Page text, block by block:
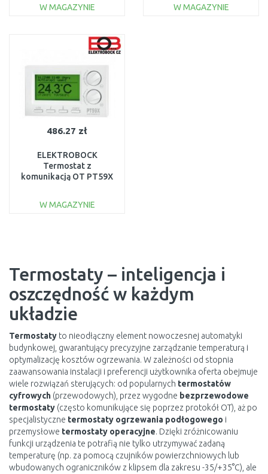
W MAGAZYNIE
Do porównania
W MAGAZYNIE
486.27 zł
ELEKTROBOCK
Termostat z
komunikacją OT PT59X
W MAGAZYNIE
Termostaty – inteligencja i
oszczędność w każdym
układzie
Termostaty to nieodłączny element nowoczesnej automatyki
budynkowej, gwarantujący precyzyjne zarządzanie temperaturą i
optymalizację kosztów ogrzewania. W zależności od stopnia
zaawansowania instalacji i preferencji użytkownika oferta obejmuje
wiele rozwiązań sterujących: od popularnych termostatów
cyfrowych (przewodowych), przez wygodne bezprzewodowe
termostaty (często komunikujące się poprzez protokół OT), aż po
specjalistyczne termostaty ogrzewania podłogowego i
przemysłowe termostaty operacyjne. Dzięki zróżnicowaniu
funkcji urządzenia te potrafią nie tylko utrzymywać zadaną
temperaturę (np. za pomocą czujników powierzchniowych lub
wbudowanych ograniczników z klipsem dla zakresu -35/+35°C), ale